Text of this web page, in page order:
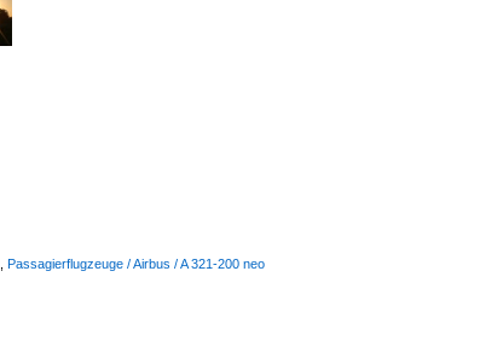
Passagierflugzeuge / Airbus / A 321-200 neo